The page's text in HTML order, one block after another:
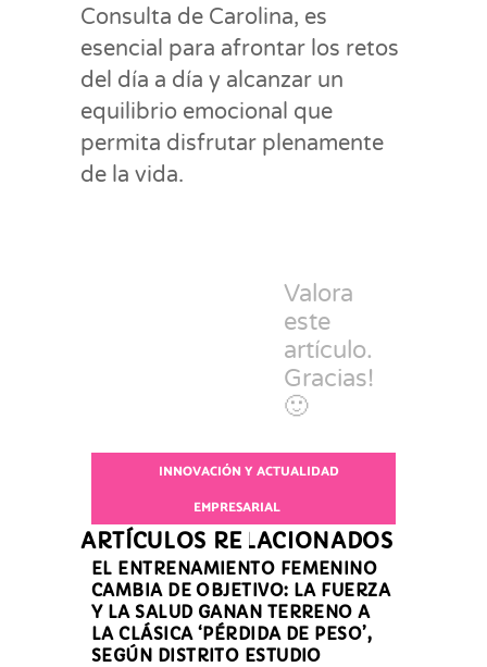
Consulta de Carolina, es
esencial para afrontar los retos
del día a día y alcanzar un
equilibrio emocional que
permita disfrutar plenamente
de la vida.
Valora
este
artículo.
Gracias!
🙂
ARTÍCULOS RELACIONADOS
INNOVACIÓN Y ACTUALIDAD
EMPRESARIAL
EL ENTRENAMIENTO FEMENINO
CAMBIA DE OBJETIVO: LA FUERZA
Y LA SALUD GANAN TERRENO A
LA CLÁSICA ‘PÉRDIDA DE PESO’,
SEGÚN DISTRITO ESTUDIO